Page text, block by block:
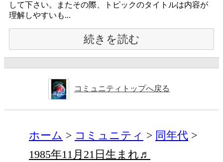
して下さい。またその際、トピックのタイトルは内容が
理解しやすいも...
続きを読む
コミュニティトップへ戻る
ホーム コミュニティ
同年代
1985年11月21日生まれ♬